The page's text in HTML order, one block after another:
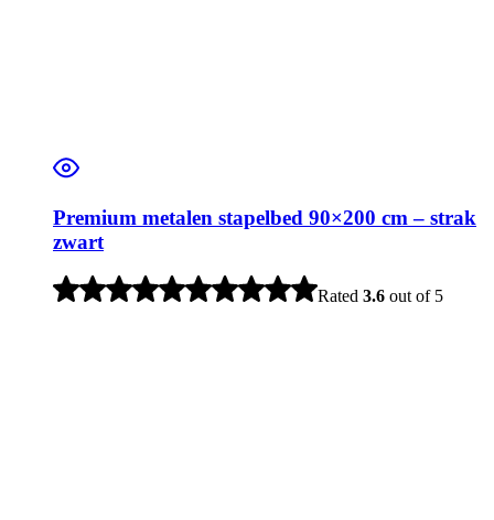
Premium metalen stapelbed 90×200 cm – strak
zwart
Rated 3.6 out of 5